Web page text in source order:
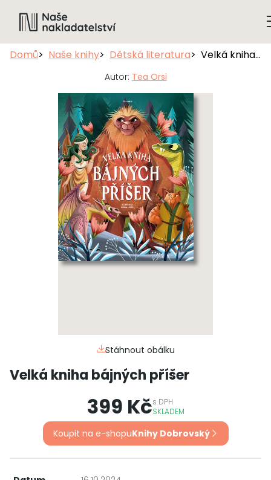
Domů Naše knihy Dětská literatura Velká kniha bájných příšer
Autor: Tea Orsi
Stáhnout obálku
Velká kniha bájných příšer
399 Kčs DPH
SKLADEM
Koupit na e-shopuKnihy Dobrovský